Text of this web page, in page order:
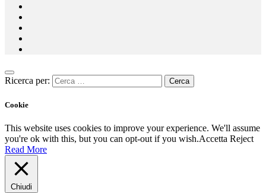
Ricerca per:
Cookie
This website uses cookies to improve your experience. We'll assume
you're ok with this, but you can opt-out if you wish.Accetta Reject
Read More
Chiudi